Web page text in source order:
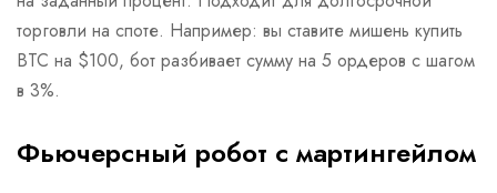
торговли на споте. Например: вы ставите мишень купить
BTC на $100, бот разбивает сумму на 5 ордеров с шагом
в 3%.
Фьючерсный робот с мартингейлом